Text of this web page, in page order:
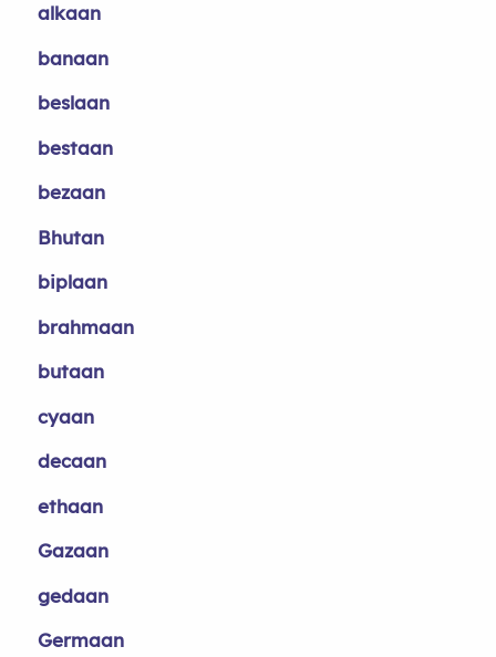
alkaan
banaan
beslaan
bestaan
bezaan
Bhutan
biplaan
brahmaan
butaan
cyaan
decaan
ethaan
Gazaan
gedaan
Germaan